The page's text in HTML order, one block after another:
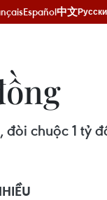
Español中文
chuộc 1 tỷ